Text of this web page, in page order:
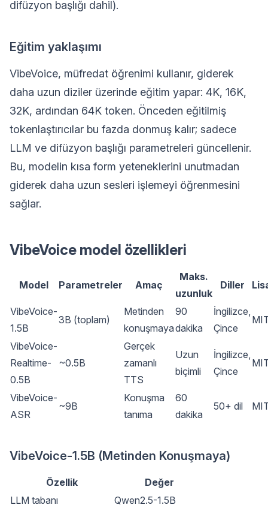
difüzyon başlığı dahil).
Eğitim yaklaşımı
VibeVoice, müfredat öğrenimi kullanır, giderek
daha uzun diziler üzerinde eğitim yapar: 4K, 16K,
32K, ardından 64K token. Önceden eğitilmiş
tokenlaştırıcılar bu fazda donmuş kalır; sadece
LLM ve difüzyon başlığı parametreleri güncellenir.
Bu, modelin kısa form yeteneklerini unutmadan
giderek daha uzun sesleri işlemeyi öğrenmesini
sağlar.
VibeVoice model özellikleri
Model Parametreler Amaç
Maks.
uzunluk
Diller
VibeVoice-
1.5B
3B (toplam)
Metinden
konuşmaya
90
dakika
İngilizce,
Çince
VibeVoice-
Realtime-
0.5B
~0.5B
Gerçek
zamanlı
TTS
Uzun
biçimli
İngilizce,
Çince
VibeVoice-
ASR
~9B
Konuşma
tanıma
60
dakika
50+ dil
VibeVoice-1.5B (Metinden Konuşmaya)
Özellik
Değer
LLM tabanı
Qwen2.5-1.5B